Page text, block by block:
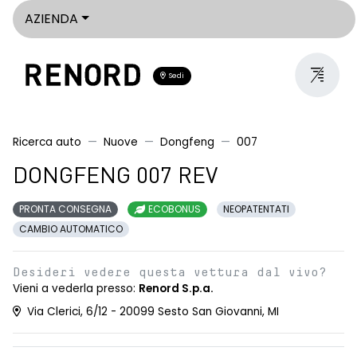
AZIENDA
Sedi
Ricerca auto Nuove Dongfeng 007
DONGFENG 007 REV
PRONTA CONSEGNA ECOBONUS
NEOPATENTATI
CAMBIO AUTOMATICO
Desideri vedere questa vettura dal vivo?
Vieni a vederla presso: Renord S.p.a.
Via Clerici, 6/12 - 20099 Sesto San Giovanni, MI